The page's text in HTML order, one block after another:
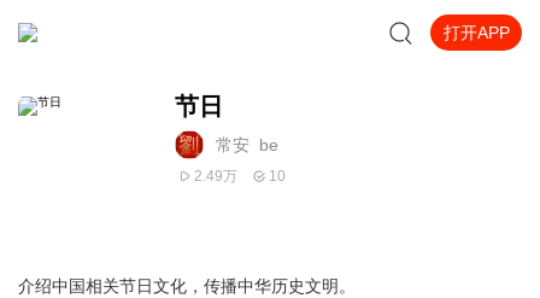
打开APP
节日
常安_be
2.49万 10
介绍中国相关节日文化，传播中华历史文明。